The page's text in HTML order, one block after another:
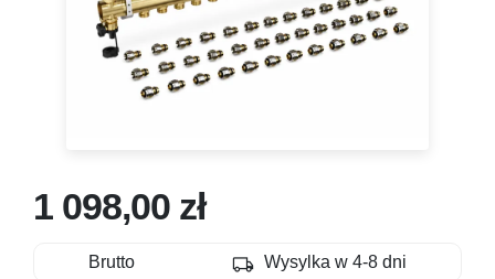
1 098,00 zł
Brutto local_shipping Wysylka w 4-8 dni